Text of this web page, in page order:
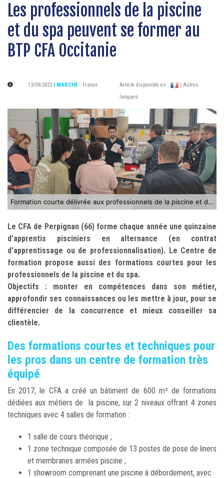
Les professionnels de la piscine
et du spa peuvent se former au
BTP CFA Occitanie
13/09/2023 | MARCHÉ : France Article disponible en :
| Autres
langues
Formation courte délivrée aux professionnels de la piscine et du spa
Le CFA de Perpignan (66) forme chaque année une quinzaine
d'apprentis pisciniers en alternance (en contrat
d'apprentissage ou de professionnalisation). Le Centre de
formation propose aussi des formations courtes pour les
professionnels de la piscine et du spa.
Objectifs : monter en compétences dans son métier,
approfondir ses connaissances ou les mettre à jour, pour se
différencier de la concurrence et mieux conseiller sa
clientèle.
Des formations courtes et techniques pour
les pros dans un centre de formation très
équipé
En 2017, le CFA a créé un bâtiment de 600 m² de formations
dédiées aux métiers de la piscine, sur 2 niveaux offrant 4 zones
techniques avec 4 salles de formation :
1 salle de cours théorique ;
1 zone technique composée de 13 postes de pose de liners
et membranes armées piscine ;
1 showroom comprenant une piscine à débordement, avec